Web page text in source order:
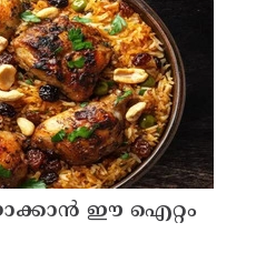
ഈ ഐറ്റം